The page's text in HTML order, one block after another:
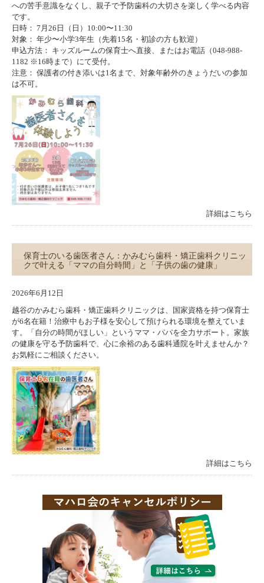
への苦手意識をなくし、親子で予防歯科の大切さを楽しく学べる内容
です。
日時： 7月26日（日）10:00〜11:30
対象： 年少〜小学3年生（先着15名・初診の方も歓迎）
申込方法： キッズルームの保育士へ直接、またはお電話（048-988-
1182 ※16時まで）にて受付。
注意： 保護者の付き添いは1名まで、対象年齢外のきょうだいの参加
は不可。
詳細はこちら
保育士のいる歯医者さん：かみむら歯科・矯正歯科クリニッ
クで叶える「ママの自分時間」と「子供の歯の健康」
2026年6月12日
越谷のかみむら歯科・矯正歯科クリニックは、国家資格を持つ保育士
が6名在籍！治療中もお子様を安心して預けられる環境を整えていま
す。「自分の時間がほしい」というママ・パパを全力サポート。家族
の健康を守る予防歯科で、心に余裕のある歯科通院を叶えませんか？
お気軽にご相談ください。
詳細はこちら